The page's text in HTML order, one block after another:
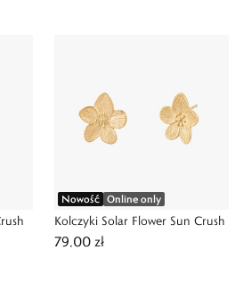
Nowość Online only
Kolczyki Solar Flower Sun Crush
79,00 zł